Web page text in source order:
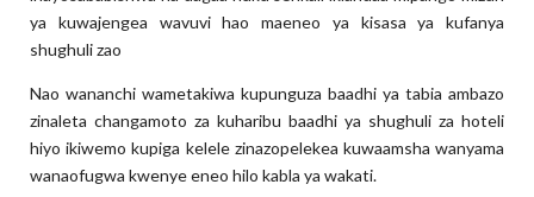
ya kuwajengea wavuvi hao maeneo ya kisasa ya kufanya
shughuli zao
Nao wananchi wametakiwa kupunguza baadhi ya tabia ambazo
zinaleta changamoto za kuharibu baadhi ya shughuli za hoteli
hiyo ikiwemo kupiga kelele zinazopelekea kuwaamsha wanyama
wanaofugwa kwenye eneo hilo kabla ya wakati.